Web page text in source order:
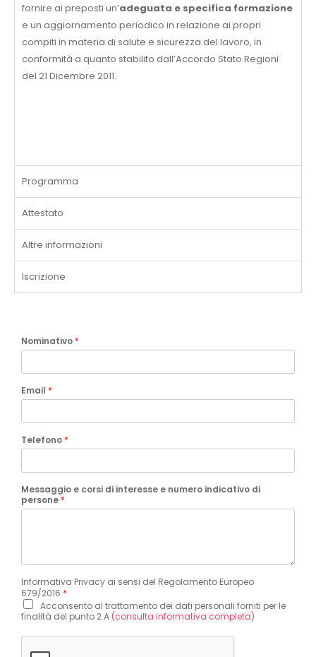
fornire ai preposti un’adeguata e specifica formazione
e un aggiornamento periodico in relazione ai propri
compiti in materia di salute e sicurezza del lavoro, in
conformità a quanto stabilito dall’Accordo Stato Regioni
del 21 Dicembre 2011.
Programma
Attestato
Altre informazioni
Iscrizione
Nominativo *
Email *
Telefono *
Messaggio e corsi di interesse e numero indicativo di
persone *
Informativa Privacy ai sensi del Regolamento Europeo
679/2016 *
Acconsento al trattamento dei dati personali forniti per le
finalità del punto 2.A (consulta informativa completa)